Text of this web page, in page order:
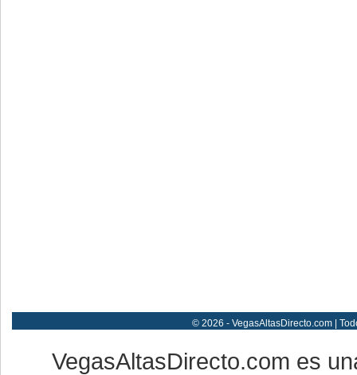
© 2026 - VegasAltasDirecto.com |
VegasAltasDirecto.com es